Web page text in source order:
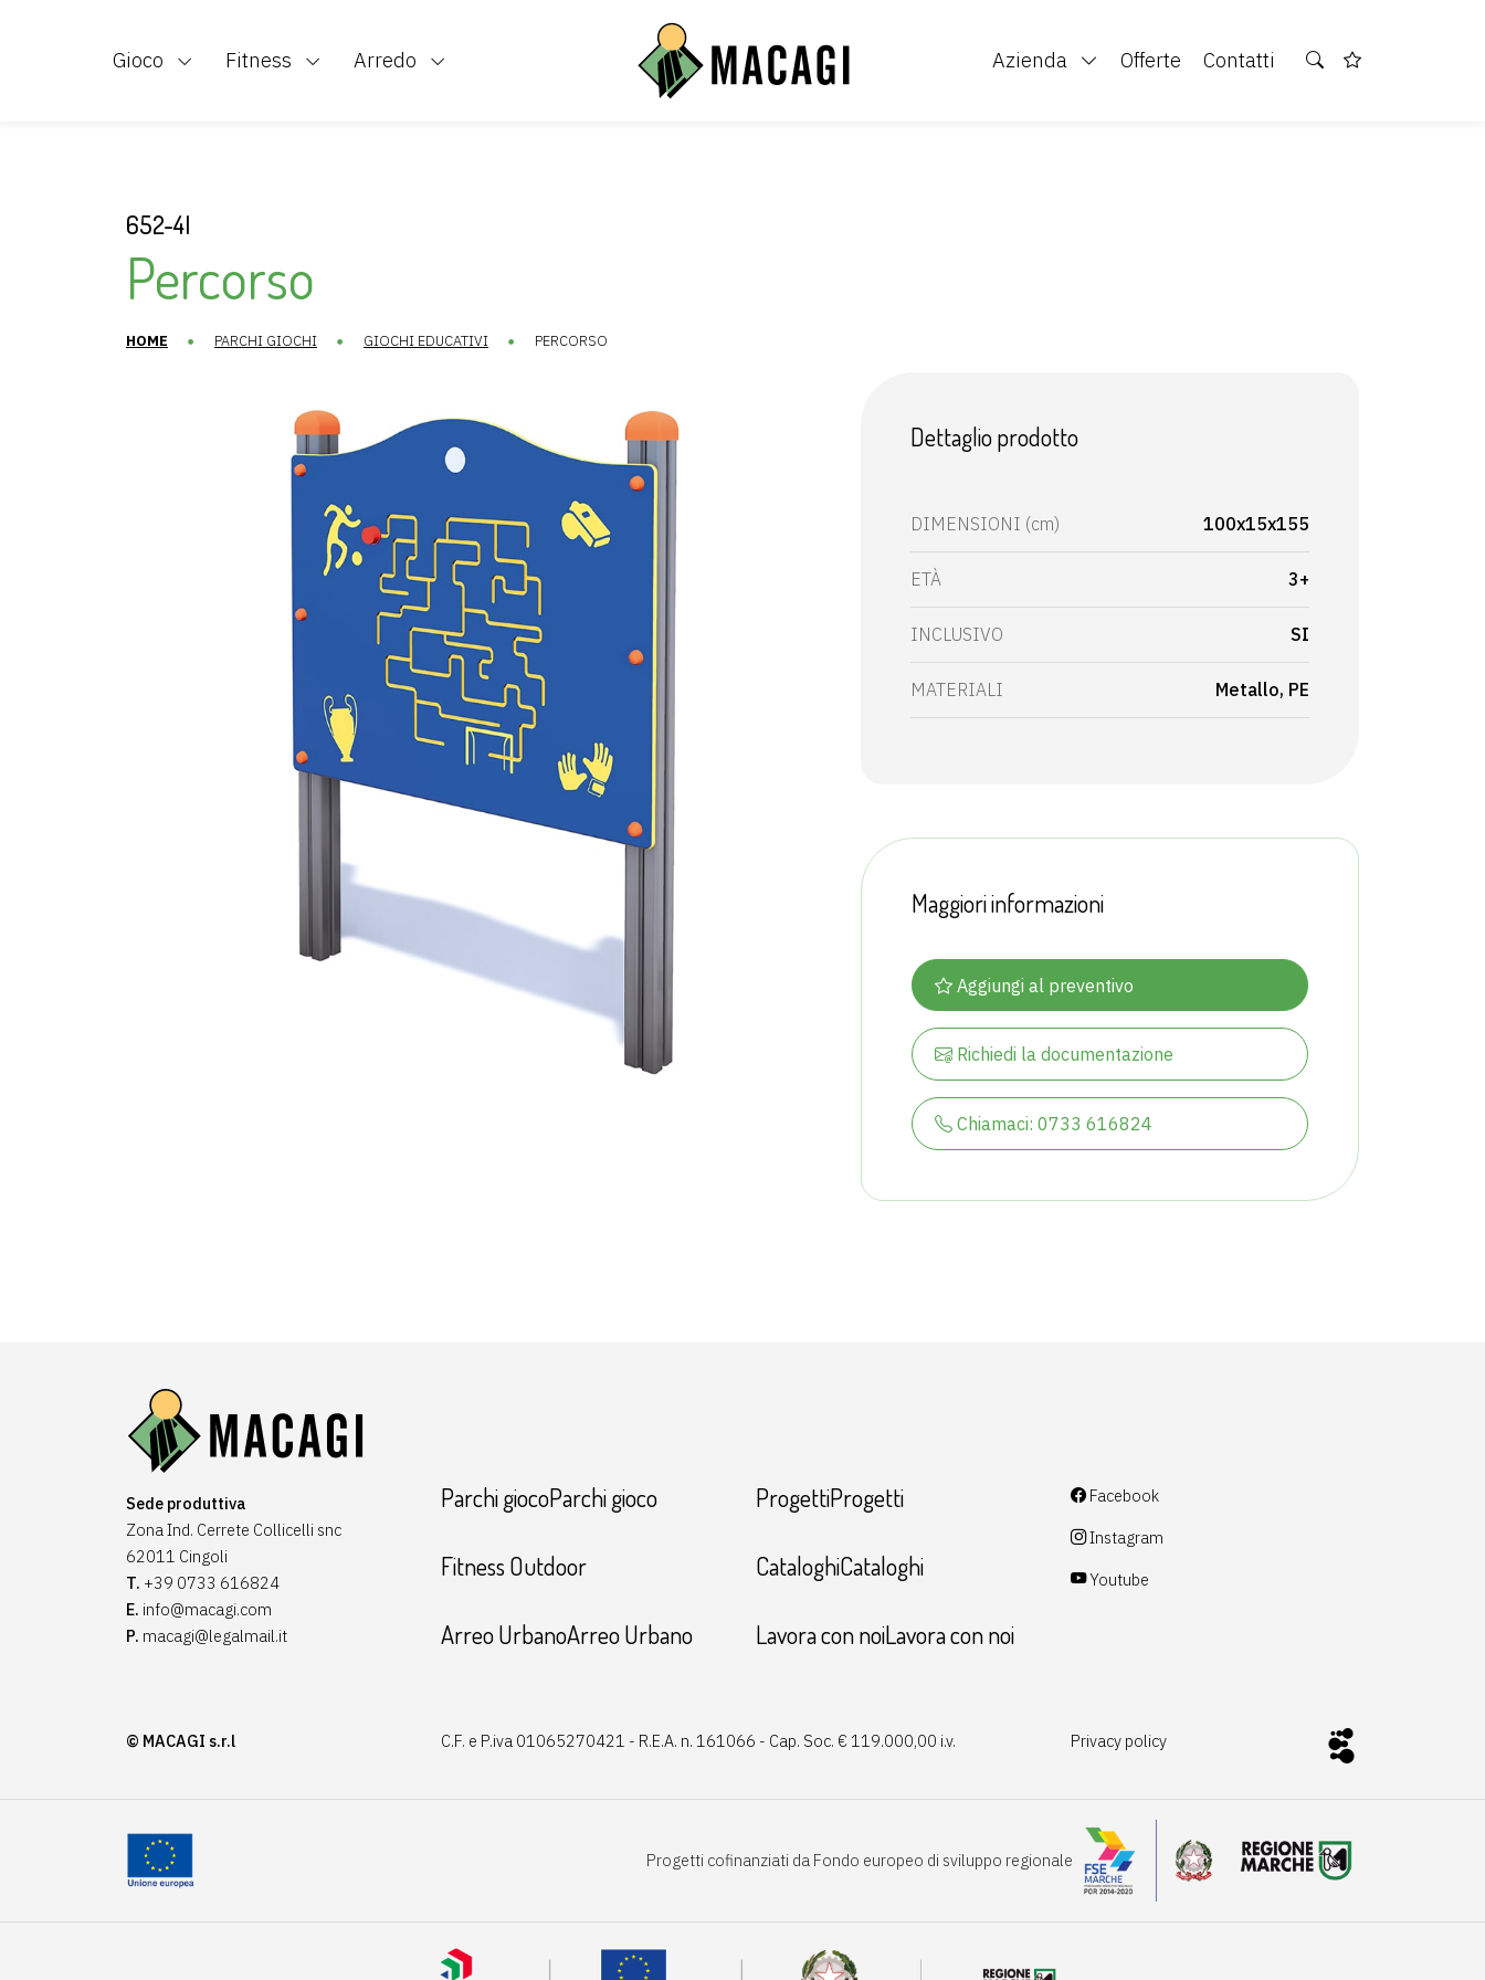
Gioco Fitness Arredo Azienda Offerte Contatti
652-4I
Percorso
HOME PARCHI GIOCHI GIOCHI EDUCATIVI PERCORSO
Dettaglio prodotto
DIMENSIONI (cm) 100x15x155
ETÀ 3+
INCLUSIVO SI
MATERIALI Metallo PE
Maggiori informazioni
Aggiungi al preventivo
Richiedi la documentazione
Chiamaci: 0733 616824
Sede produttiva
Zona Ind. Cerrete Collicelli snc
62011 Cingoli
T. +39 0733 616824
E. info@macagi.com
P. macagi@legalmail.it
Parchi giocoParchi gioco
Fitness Outdoor
Arreo UrbanoArreo Urbano
ProgettiProgetti
CataloghiCataloghi
Lavora con noiLavora con noi
Facebook
Instagram
Youtube
© MACAGI s.r.l C.F. e P.iva 01065270421 - R.E.A. n. 161066 - Cap. Soc. € 119.000,00 i.v. Privacy policy
Progetti cofinanziati da Fondo europeo di sviluppo regionale